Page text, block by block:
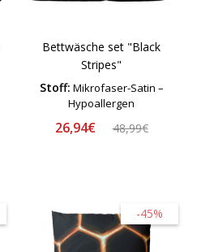
Bettwäsche set "Black
Stripes"
Stoff: Mikrofaser-Satin –
Hypoallergen
26,94€ 48,99€
-45%